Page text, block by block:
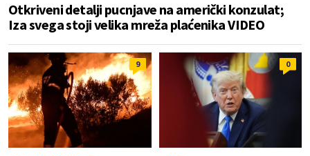
Otkriveni detalji pucnjave na američki konzulat;
Iza svega stoji velika mreža plaćenika VIDEO
9 0